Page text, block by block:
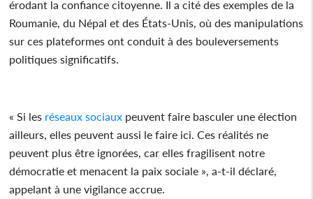
érodant la confiance citoyenne. Il a cité des exemples de la
Roumanie, du Népal et des États-Unis, où des manipulations
sur ces plateformes ont conduit à des bouleversements
politiques significatifs.
« Si les réseaux sociaux peuvent faire basculer une élection
ailleurs, elles peuvent aussi le faire ici. Ces réalités ne
peuvent plus être ignorées, car elles fragilisent notre
démocratie et menacent la paix sociale », a-t-il déclaré,
appelant à une vigilance accrue.